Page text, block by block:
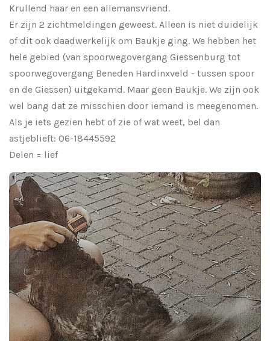
Krullend haar en een allemansvriend.
Er zijn 2 zichtmeldingen geweest. Alleen is niet duidelijk
of dit ook daadwerkelijk om Baukje ging. We hebben het
hele gebied (van spoorwegovergang Giessenburg tot
spoorwegovergang Beneden Hardinxveld - tussen spoor
en de Giessen) uitgekamd. Maar geen Baukje. We zijn ook
wel bang dat ze misschien door iemand is meegenomen.
Als je iets gezien hebt of zie of wat weet, bel dan
astjeblieft: 06-18445592
Delen = lief